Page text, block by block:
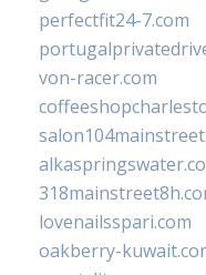
perfectfit24-7.com
von-racer.com
lovenailsspari.com
oakberry-